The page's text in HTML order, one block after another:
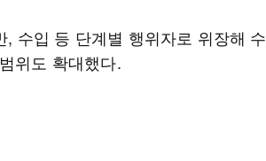
수입 등 단계별 행위자로 위장해 수
위도 확대했다.